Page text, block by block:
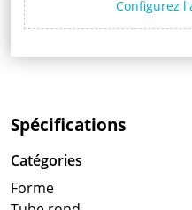
Configurez
Spécifications
Catégories
Forme